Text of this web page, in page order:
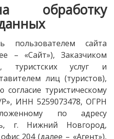
обработку
пользователем сайта
– «Сайт»), Заказчиком
туристских услуг и
лиц (туристов),
туристическому
ИНН 5259073478, ОГРН
по адресу
г. Нижний Новгород,
204 (далее – «Агент»),